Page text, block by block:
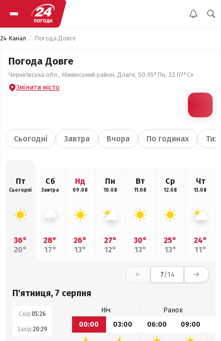
24 Канал Погода Довге
Погода Довге
Чернігівська обл., Ніжинський район, Довге, 50.95°Пн, 32.07°Сх
Змінити місто
Сьогодні Завтра Вчора По годинах
Пт
Сьогодні
36°
20°
Сб
Завтра
28°
17°
Нд
09.08
26°
13°
Пн
10.08
27°
12°
Вт
11.08
30°
13°
Ср
12.08
25°
13°
Чт
13.08
24°
11°
7/14
П'ятниця, 7 серпня
Схід:05:26
Захід:20:29
Ніч
Ранок
00:00
03:00 06:00 09:00